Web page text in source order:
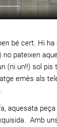
bé cert. Hi
pateixen
(ni un!!) sol pis
emès als
aquesata peça
Amb